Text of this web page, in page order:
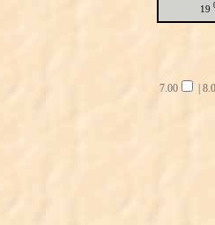
19
7.00